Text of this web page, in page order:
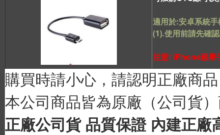
適用於:安卓系統
(1).使用前請先確
注意! iPhone蘋果
購買時請小心，請認明正廠商
本公司商品皆為原廠（公司貨
正廠公司貨 品質保證 內建正廠